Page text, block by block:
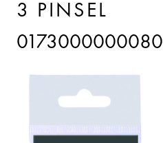
3 PINSEL
0173000000080